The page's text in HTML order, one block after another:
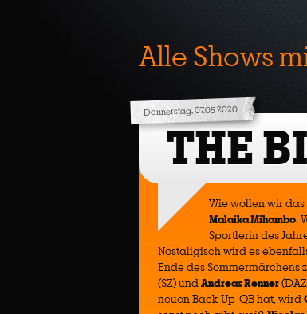
Alle Shows
Donnerstag, 07.05.2020
THE
Wie wollen wir
Malaika Mihambo,
Sportlerin des
Nostaligisch wird es
Ende des
(SZ) undAndreas Renner
neuen Back-Up-QB hat, wird